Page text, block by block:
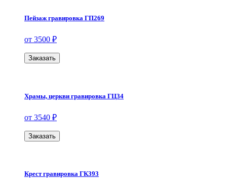
Пейзаж гравировка ГП269
от 3500 ₽
Заказать
Храмы, церкви гравировка ГЦ34
от 3540 ₽
Заказать
Крест гравировка ГК393